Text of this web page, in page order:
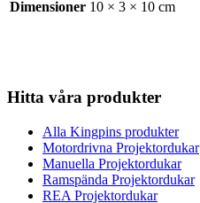
Dimensioner 10 × 3 × 10 cm
Hitta våra produkter
Alla Kingpins produkter
Motordrivna Projektordukar
Manuella Projektordukar
Ramspända Projektordukar
REA Projektordukar